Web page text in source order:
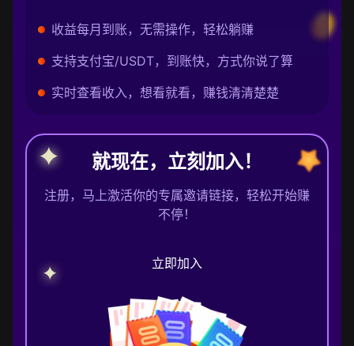
收益每月到账，无需操作，轻松躺赚
支持支付宝/USDT，到账快，方式你说了算
实时查看收入，想看就看，赚钱清清楚楚
就现在，立刻加入！
注册，马上激活你的专属邀请链接，轻松开始赚
不停！
立即加入